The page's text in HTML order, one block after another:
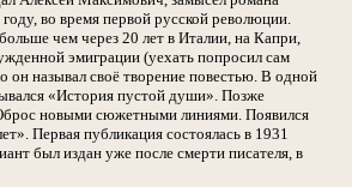
во время первой русской революции.
чем через 20 лет в Италии, на Капри,
эмиграции (уехать попросил сам
он называл своё творение повестью. В одной
«История пустой души». Позже
новыми сюжетными линиями. Появился
Первая публикация состоялась в 1931
был издан уже после смерти писателя, в